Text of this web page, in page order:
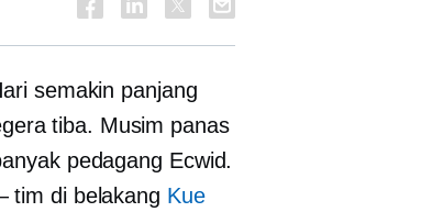
semakin panjang
tiba. Musim panas
pedagang Ecwid.
tim di belakang Kue